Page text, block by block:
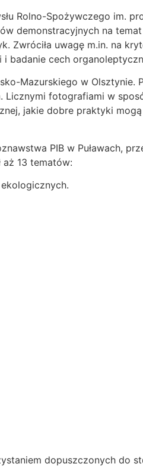
Rolno-Spożywczego im.
demonstracyjnych na
Zwróciła uwagę m.in. na
badanie cech
Mazurskiego w Olsztynie.
Licznymi fotografiami w
jakie dobre praktyki
PIB w Puławach,
13 tematów:
dopuszczonych do